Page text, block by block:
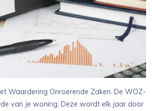
Waardering Onroerende Zaken. De WOZ-
van je woning. Deze wordt elk jaar door